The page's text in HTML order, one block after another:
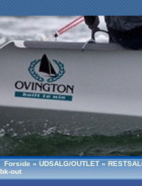
Forside » UDSALG/OUTLET »
bk-out